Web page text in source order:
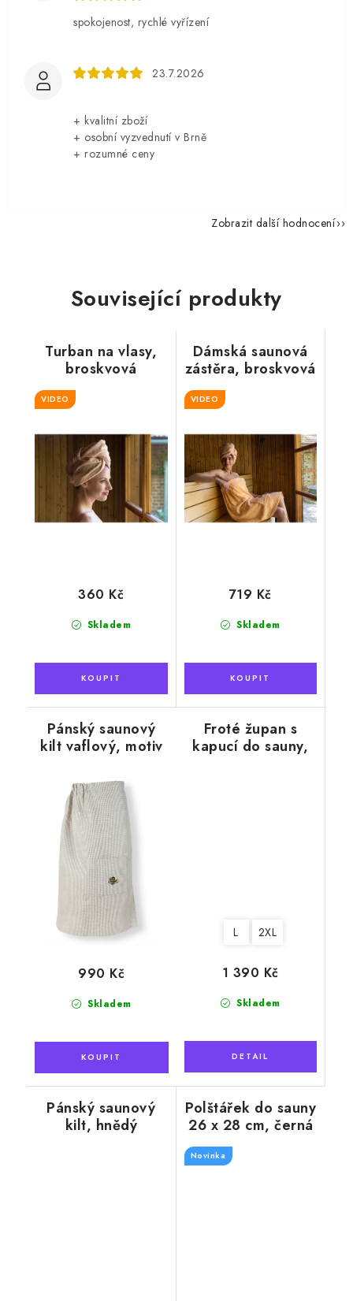
spokojenost, rychlé vyřízení
23.7.2026
+ kvalitní zboží
+ osobní vyzvednutí v Brně
+ rozumné ceny
Zobrazit další hodnocení
Související produkty
Turban na vlasy,
broskvová
VIDEO
Skladem
360 Kč
Dámská saunová
zástěra, broskvová
VIDEO
Skladem
719 Kč
Pánský saunový
kilt vaflový, motiv
Skladem
990 Kč
Froté župan s
kapucí do sauny,
L 2XL
Skladem
1 390 Kč
Pánský saunový
kilt, hnědý
Polštářek do sauny
26 x 28 cm, černá
Novinka